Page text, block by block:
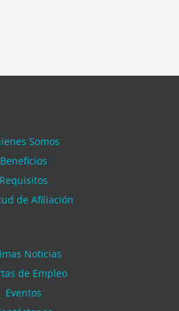
Somos
Beneficios
Requisitos
de Afiliación
Noticias
de Empleo
Eventos